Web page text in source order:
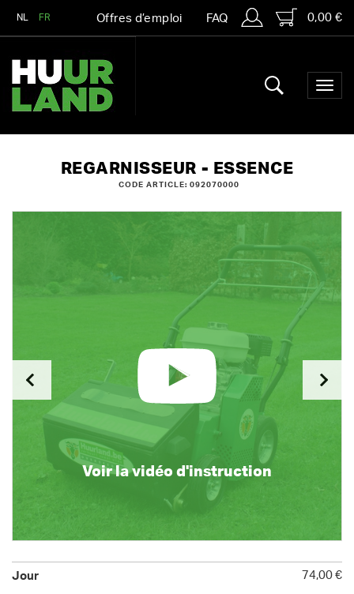
NL FR Offres d’emploi FAQ 0,00 €
REGARNISSEUR - ESSENCE
CODE ARTICLE: 092070000
Voir la vidéo d'instruction
74,00 €